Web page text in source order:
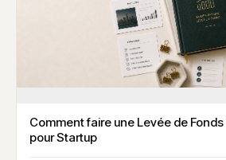
Comment faire une Levée de
pour Startup